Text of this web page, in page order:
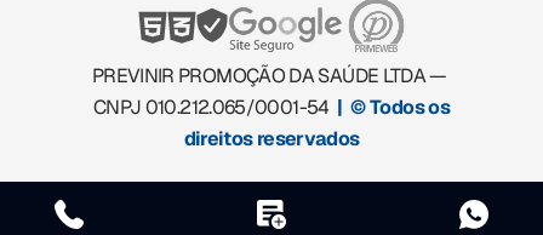
PREVINIR PROMOÇÃO DA SAÚDE LTDA —
CNPJ 010.212.065/0001-54 | © Todos os
direitos reservados